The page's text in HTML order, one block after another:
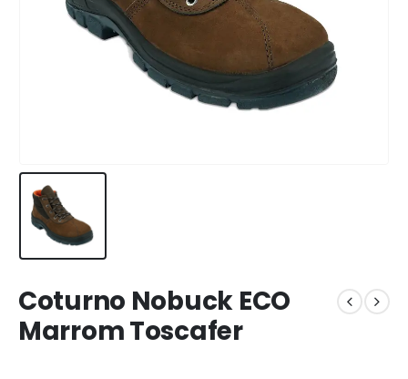
Coturno Nobuck ECO
Marrom Toscafer